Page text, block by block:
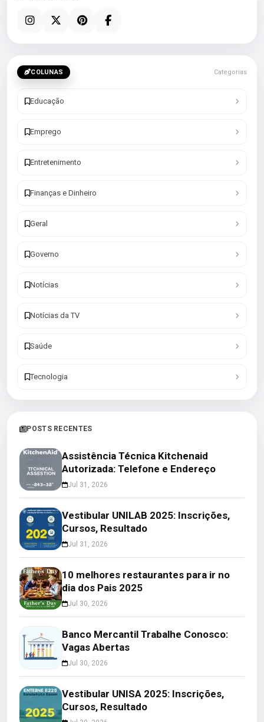
COLUNAS Categorias
Educação
Emprego
Entretenimento
Finanças e Dinheiro
Geral
Governo
Notícias
Notícias da TV
Saúde
Tecnologia
POSTS RECENTES
Assistência Técnica Kitchenaid
Autorizada: Telefone e Endereço
Jul 31, 2026
Vestibular UNILAB 2025: Inscrições,
Cursos, Resultado
Jul 31, 2026
10 melhores restaurantes para ir no
dia dos Pais 2025
Jul 30, 2026
Banco Mercantil Trabalhe Conosco:
Vagas Abertas
Jul 30, 2026
Vestibular UNISA 2025: Inscrições,
Cursos, Resultado